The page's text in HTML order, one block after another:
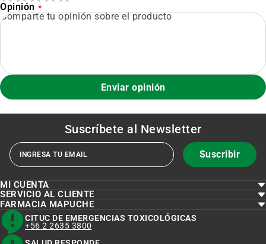
Opinión
Enviar opinión
Suscríbete al Newsletter
Suscribir
MI CUENTA
SERVICIO AL CLIENTE
FARMACIA MAPUCHE
CITUC DE EMERGENCIAS TOXICOLÓGICAS
+56 2 2635 3800